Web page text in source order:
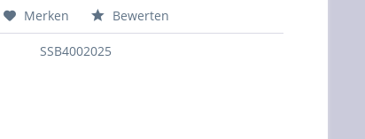
Merken Bewerten
SSB4002025